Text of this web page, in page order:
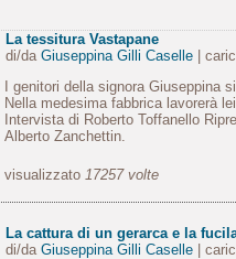
La tessitura Vastapane
di/da Giuseppina Gilli Caselle|
I genitori della signora Giuseppina
Nella medesima fabbrica lavorerà
Intervista di Roberto Toffanello
Alberto Zanchettin.
visualizzato 17257 volte
La cattura di un gerarca e la
di/da Giuseppina Gilli Caselle|